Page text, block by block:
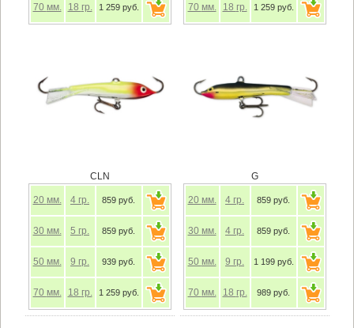
70 мм. 18 гр. 1 259 руб. 70 мм. 18 гр. 1 259 руб.
CLN
20 мм. 4 гр. 859 руб.
30 мм. 5 гр. 859 руб.
50 мм. 9 гр. 939 руб.
70 мм. 18 гр. 1 259 руб.
G
20 мм. 4 гр. 859 руб.
30 мм. 4 гр. 859 руб.
50 мм. 9 гр. 1 199 руб.
70 мм. 18 гр. 989 руб.